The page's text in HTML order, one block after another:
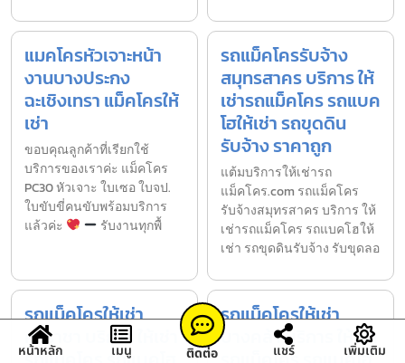
แมคโครหัวเจาะหน้า
งานบางประกง
ฉะเชิงเทรา แม็คโครให้
เช่า
ขอบคุณลูกค้าที่เรียกใช้
บริการของเราค่ะ แม็คโคร
PC30 หัวเจาะ ใบเซอ ใบจป.
ใบขับขี่คนขับพร้อมบริการ
แล้วค่ะ
รับงานทุกพื้
รถแม็คโครรับจ้าง
สมุทรสาคร บริการ ให้
เช่ารถแม็คโคร รถแบค
โฮให้เช่า รถขุดดิน
รับจ้าง ราคาถูก
แต้มบริการให้เช่ารถ
แม็คโคร.com รถแม็คโคร
รับจ้างสมุทรสาคร บริการ ให้
เช่ารถแม็คโคร รถแบคโฮให้
เช่า รถขุดดินรับจ้าง รับขุดลอ
รถแม็คโครให้เช่า
ศรีราชา บริการ ให้เช่า
รถแม็คโครให้เช่า
บางคล้า บริการ ให้เช่า
หน้าหลัก เมนู ติดต่อ แชร์ เพิ่มเติม